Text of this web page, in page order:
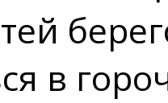
в